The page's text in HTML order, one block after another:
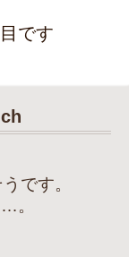
です
です。
。